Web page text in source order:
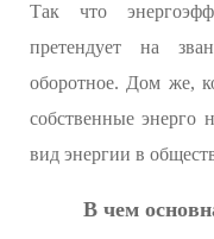
Так что
претендует на
оборотное. Дом же,
собственные энерго
вид энергии в
В чем